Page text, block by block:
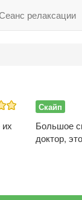
релаксации
Скайп
Большое
доктор,